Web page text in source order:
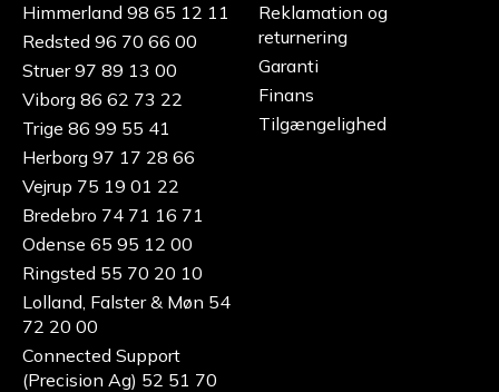
Himmerland 98 65 12 11
Redsted 96 70 66 00
Struer 97 89 13 00
Viborg 86 62 73 22
Trige 86 99 55 41
Herborg 97 17 28 66
Vejrup 75 19 01 22
Bredebro 74 71 16 71
Odense 65 95 12 00
Ringsted 55 70 20 10
Lolland, Falster & Møn 54
72 20 00
Connected Support
(Precision Ag) 52 51 70
Reklamation og
returnering
Garanti
Finans
Tilgængelighed